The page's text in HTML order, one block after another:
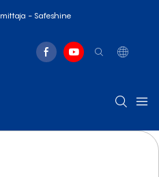
- Safeshine